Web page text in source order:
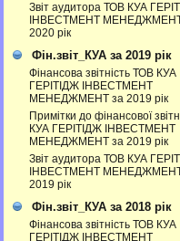
Звіт аудитора ТОВ КУА
ІНВЕСТМЕНТ
2020 рік
Фін.звіт_КУА за 2019 рік
Фінансова звітність ТОВ КУА
ГЕРІТІДЖ ІНВЕСТМЕНТ
МЕНЕДЖМЕНТ за 2019 рік
Примітки до фінансової
КУА ГЕРІТІДЖ ІНВЕСТМЕНТ
МЕНЕДЖМЕНТ за 2019 рік
Звіт аудитора ТОВ КУА
ІНВЕСТМЕНТ
2019 рік
Фін.звіт_КУА за 2018 рік
Фінансова звітність ТОВ КУА
ГЕРІТІДЖ ІНВЕСТМЕНТ